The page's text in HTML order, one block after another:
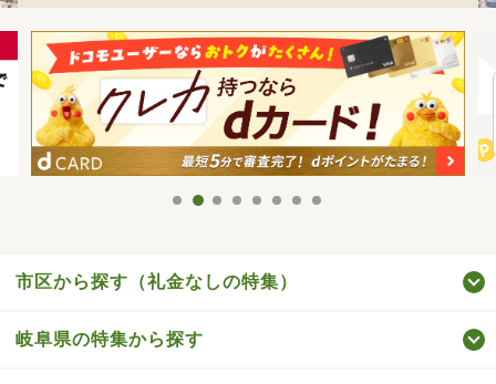
市区から探す（礼金なしの特集）
岐阜県の特集から探す